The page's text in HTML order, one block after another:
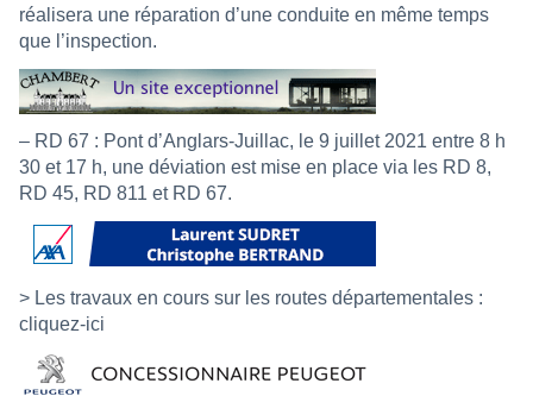
réalisera une réparation d’une conduite en même temps
que l’inspection.
– RD 67 : Pont d’Anglars-Juillac, le 9 juillet 2021 entre 8 h
30 et 17 h, une déviation est mise en place via les RD 8,
RD 45, RD 811 et RD 67.
> Les travaux en cours sur les routes départementales :
cliquez-ici